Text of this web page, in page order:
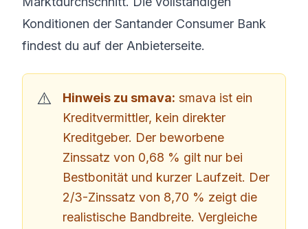
Konditionen der Santander Consumer Bank
findest du auf der Anbieterseite.
Hinweis zu smava: smava ist ein
Kreditvermittler, kein direkter
Kreditgeber. Der beworbene
Zinssatz von 0,68 % gilt nur bei
Bestbonität und kurzer Laufzeit. Der
2/3-Zinssatz von 8,70 % zeigt die
realistische Bandbreite. Vergleiche